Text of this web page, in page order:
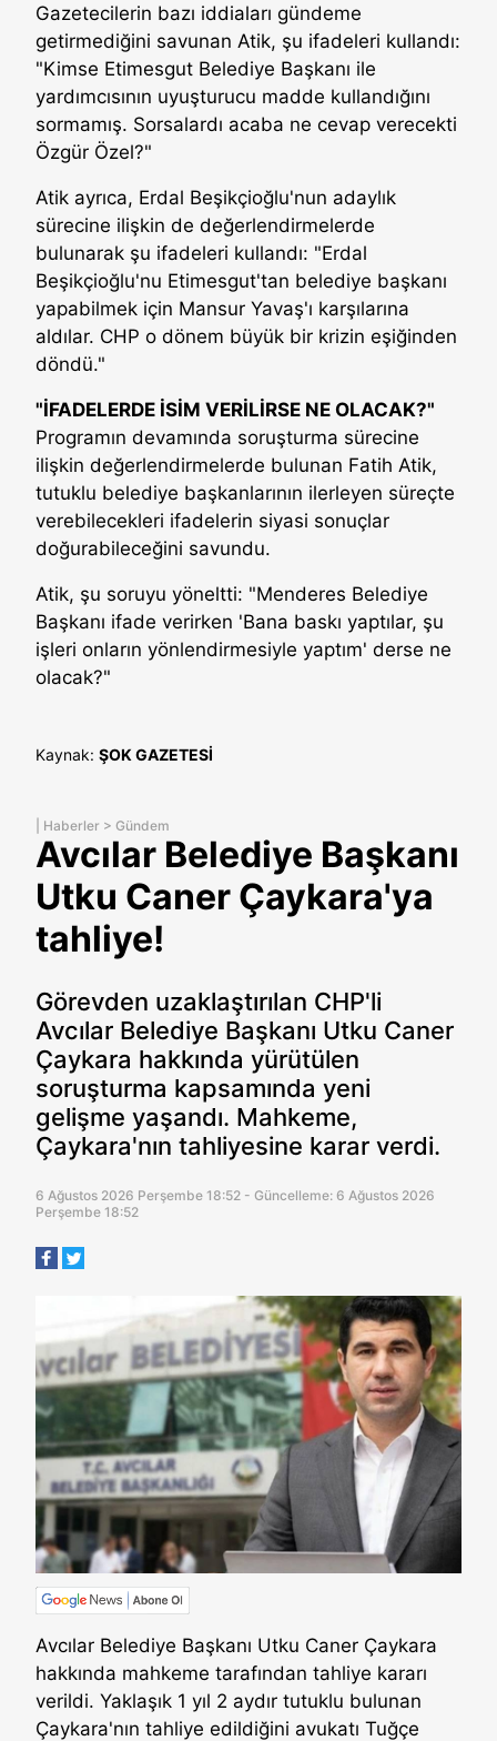
Gazetecilerin bazı iddiaları gündeme
getirmediğini savunan Atik, şu ifadeleri kullandı:
"Kimse Etimesgut Belediye Başkanı ile
yardımcısının uyuşturucu madde kullandığını
sormamış. Sorsalardı acaba ne cevap verecekti
Özgür Özel?"
Atik ayrıca, Erdal Beşikçioğlu'nun adaylık
sürecine ilişkin de değerlendirmelerde
bulunarak şu ifadeleri kullandı: "Erdal
Beşikçioğlu'nu Etimesgut'tan belediye başkanı
yapabilmek için Mansur Yavaş'ı karşılarına
aldılar. CHP o dönem büyük bir krizin eşiğinden
döndü."
"İFADELERDE İSİM VERİLİRSE NE OLACAK?"
Programın devamında soruşturma sürecine
ilişkin değerlendirmelerde bulunan Fatih Atik,
tutuklu belediye başkanlarının ilerleyen süreçte
verebilecekleri ifadelerin siyasi sonuçlar
doğurabileceğini savundu.
Atik, şu soruyu yöneltti: "Menderes Belediye
Başkanı ifade verirken 'Bana baskı yaptılar, şu
işleri onların yönlendirmesiyle yaptım' derse ne
olacak?"
Kaynak: ŞOK GAZETESİ
Haberler > Gündem
Avcılar Belediye Başkanı
Utku Caner Çaykara'ya
tahliye!
Görevden uzaklaştırılan CHP'li
Avcılar Belediye Başkanı Utku Caner
Çaykara hakkında yürütülen
soruşturma kapsamında yeni
gelişme yaşandı. Mahkeme,
Çaykara'nın tahliyesine karar verdi.
6 Ağustos 2026 Perşembe 18:52 - Güncelleme: 6 Ağustos 2026
Perşembe 18:52
Avcılar Belediye Başkanı Utku Caner Çaykara
hakkında mahkeme tarafından tahliye kararı
verildi. Yaklaşık 1 yıl 2 aydır tutuklu bulunan
Çaykara'nın tahliye edildiğini avukatı Tuğçe